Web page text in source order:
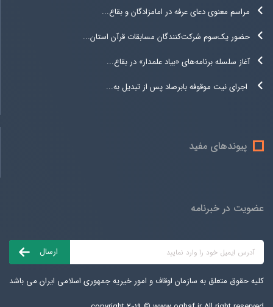
مراسم معنوی دعای عرفه در امامزادگان و بقاع...
حضور یک‌سوم شرکت‌کنندگان مسابقات قرآن استان...
آغاز سلسله برنامه‌های «بیاد علمدار» در بقاع...
اجرای نیت موقوفه بابرصاد پس از تبدیل به...
پیوندهای مفید
عضویت در خبرنامه
کلیه حقوق متعلق به سازمان اوقاف و امور خیریه جمهوری اسلامی ایران می باشد